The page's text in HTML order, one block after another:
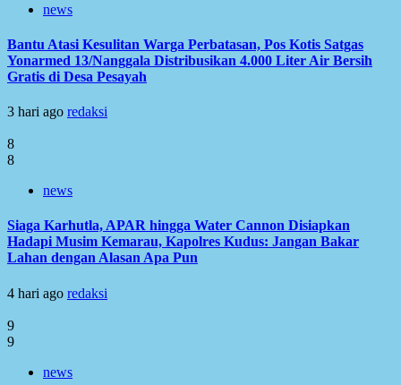
news
Bantu Atasi Kesulitan Warga Perbatasan, Pos Kotis Satgas
Yonarmed 13/Nanggala Distribusikan 4.000 Liter Air Bersih
Gratis di Desa Pesayah
3 hari ago redaksi
8
8
news
Siaga Karhutla, APAR hingga Water Cannon Disiapkan
Hadapi Musim Kemarau, Kapolres Kudus: Jangan Bakar
Lahan dengan Alasan Apa Pun
4 hari ago redaksi
9
9
news